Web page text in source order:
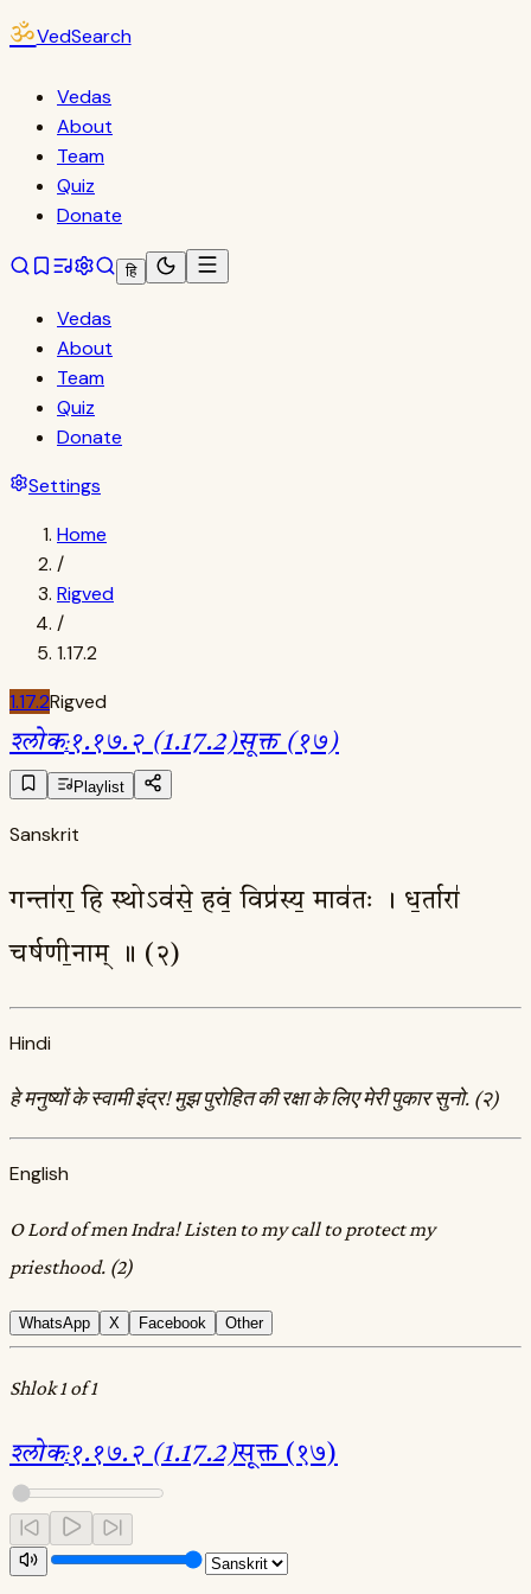
ॐVedSearch
Vedas
About
Team
Quiz
Donate
हि
Vedas
About
Team
Quiz
Donate
Settings
Home
/
Rigved
/
1.17.2
1.17.2Rigved
श्लोक:१.१७.२ (1.17.2)सूक्त (१७)
Playlist
Sanskrit
गन्ता॑रा॒ हि स्थोऽव॑से॒ हवं॒ विप्र॑स्य॒ माव॑तः । ध॒र्तारा॑
चर्षणी॒नाम् ॥ (२)
Hindi
हे मनुष्यों के स्वामी इंद्र! मुझ पुरोहित की रक्षा के लिए मेरी पुकार सुनो. (२)
English
O Lord of men Indra! Listen to my call to protect my
priesthood. (2)
WhatsApp X Facebook Other
Shlok 1 of 1
श्लोक:१.१७.२ (1.17.2)सूक्त (१७)